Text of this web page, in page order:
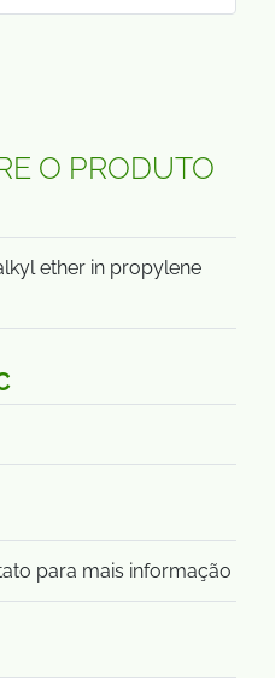
O PRODUTO
ether in propylene
para mais informação